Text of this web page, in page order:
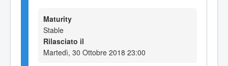
Maturity
Stable
Rilasciato il
Martedì, 30 Ottobre 2018 23:00